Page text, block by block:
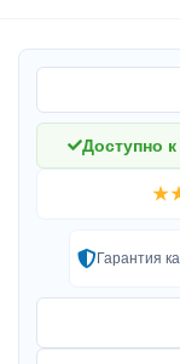
Доступно к
Гарантия